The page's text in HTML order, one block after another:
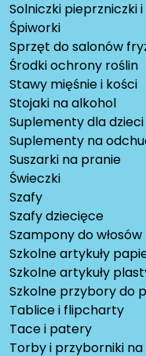
Solniczki pieprzniczki
Śpiworki
Sprzęt do salonów
Środki ochrony roślin
Stawy mięśnie i kości
Stojaki na alkohol
Suplementy dla dzieci
Suplementy na
Suszarki na pranie
Świeczki
Szafy
Szafy dziecięce
Szampony do włosów
Szkolne artykuły
Szkolne artykuły
Szkolne przybory do
Tablice i flipcharty
Tace i patery
Torby i przyborniki